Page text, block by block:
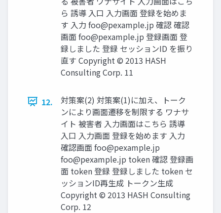
ら 誘導 入口 入力画面 登録を始めま
す 入力 foo@pexample.jp 確認 確認
画面foo@pexample.jp 登録画面 登
録しました 登録 セッションID を振り
直す Copyright © 2013 HASH
Consulting Corp. 11
12.
対策案(2) 対策案(1)に加え、トーク
ンにより画面遷移を制限する ワナサ
イト 被害者 入力画面はこちら 誘導
入口 入力画面 登録を始めます 入力
確認画面foo@pexample.jp
foo@pexample.jp token 確認 登録画
面 token 登録 登録しました token セ
ッションID再生成 トークン生成
Copyright © 2013 HASH Consulting
Corp. 12